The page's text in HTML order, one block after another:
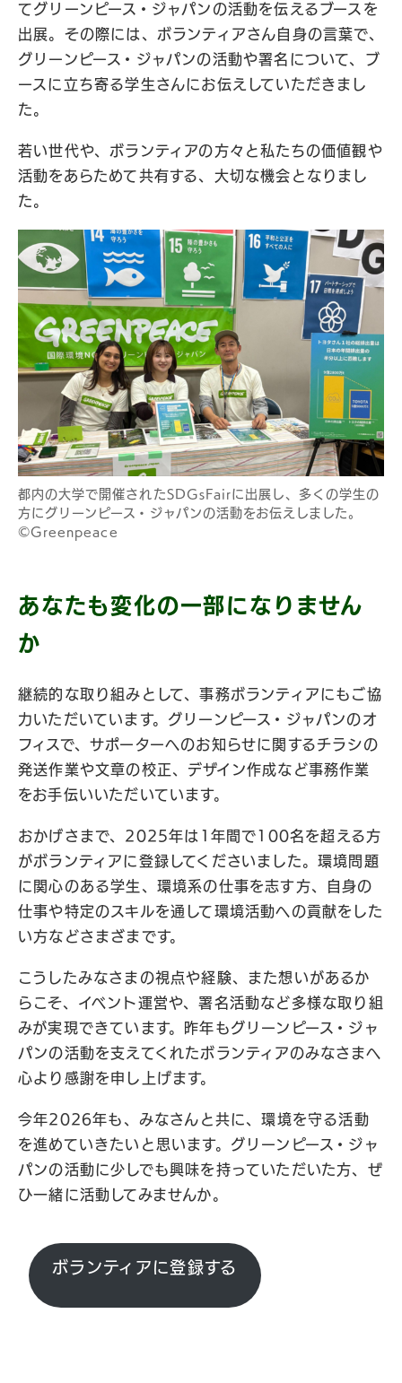
てグリーンピース・ジャパンの活動を伝えるブースを
出展。その際には、ボランティアさん自身の言葉で、
グリーンピース・ジャパンの活動や署名について、ブ
ースに立ち寄る学生さんにお伝えしていただきまし
た。
若い世代や、ボランティアの方々と私たちの価値観や
活動をあらためて共有する、大切な機会となりまし
た。
都内の大学で開催されたSDGsFairに出展し、多くの学生の
方にグリーンピース・ジャパンの活動をお伝えしました。
©Greenpeace
あなたも変化の一部になりません
か
継続的な取り組みとして、事務ボランティアにもご協
力いただいています。グリーンピース・ジャパンのオ
フィスで、サポーターへのお知らせに関するチラシの
発送作業や文章の校正、デザイン作成など事務作業
をお手伝いいただいています。
おかげさまで、2025年は1年間で100名を超える方
がボランティアに登録してくださいました。環境問題
に関心のある学生、環境系の仕事を志す方、自身の
仕事や特定のスキルを通して環境活動への貢献をした
い方などさまざまです。
こうしたみなさまの視点や経験、また想いがあるか
らこそ、イベント運営や、署名活動など多様な取り組
みが実現できています。昨年もグリーンピース・ジャ
パンの活動を支えてくれたボランティアのみなさまへ
心より感謝を申し上げます。
今年2026年も、みなさんと共に、環境を守る活動
を進めていきたいと思います。グリーンピース・ジャ
パンの活動に少しでも興味を持っていただいた方、ぜ
ひ一緒に活動してみませんか。
ボランティアに登録する